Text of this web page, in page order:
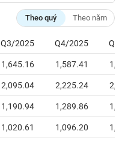
Theo quý Theo năm
Q3/2025 Q4/2025
1,645.16 1,587.41
2,095.04 2,225.24
1,190.94 1,289.86
1,020.61 1,096.20